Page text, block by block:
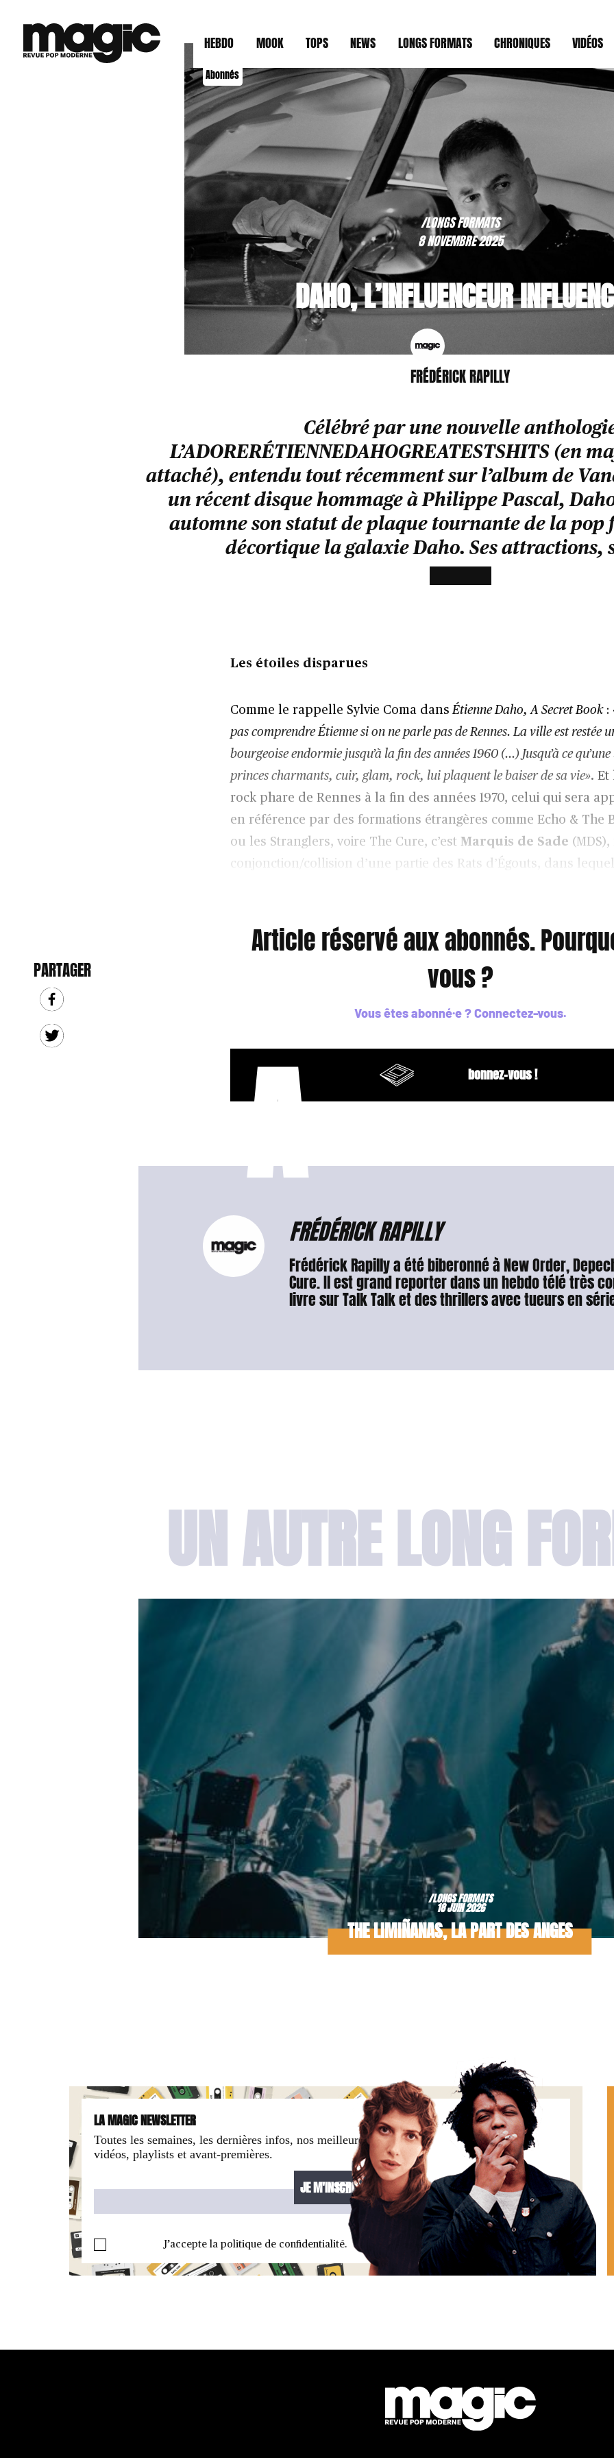
HEBDO MOOK TOPS NEWS LONGS FORMATS CHRONIQUES VIDÉOS
Abonnés
/LONGS FORMATS
8 NOVEMBRE 2025
DAHO, L’INFLUENCEUR
FRÉDÉRICK RAPILLY
PARTAGER
Célébré par une nouvelle
L’ADORERÉTIENNEDAHOGREATESTSHITS (en
attaché), entendu tout récemment sur l’album de
un récent disque hommage à Philippe Pascal,
automne son statut de plaque tournante de la pop
décortique la galaxie Daho. Ses attractions,
Les étoiles disparues
Comme le rappelle Sylvie Coma dans Étienne Daho, A Secret Book:
pas comprendre Étienne si on ne parle pas de Rennes. La ville est restée
bourgeoise endormie jusqu’à la fin des années 1960 (…) Jusqu’à ce
princes charmants, cuir, glam, rock, lui plaquent le baiser de sa vie». Et
rock phare de Rennes à la fin des années 1970, celui qui sera
en référence par des formations étrangères comme Echo & The
ou les Stranglers, voire The Cure, c’est Marquis de Sade
conjonction/collision d’une partie des Rats d’Égouts, dans
Article réservé aux abonnés.
vous ?
Vous êtes abonné·e ?Connectez-vous.
A bonnez-vous !
FRÉDÉRICK RAPILLY
Frédérick Rapilly a été biberonné à New Order,
Cure. Il est grand reporter dans un hebdo télé très
livre sur Talk Talk et des thrillers avec tueurs en
UN AUTRE LONG
/LONGS FORMATS
18 JUIN 2026
THE LIMIÑANAS, LA PART DES ANGES
LA MAGIC NEWSLETTER
Toutes les semaines, les dernières infos, nos meilleures offres,
vidéos, playlists et avant-premières.
J’accepte la politique de confidentialité.